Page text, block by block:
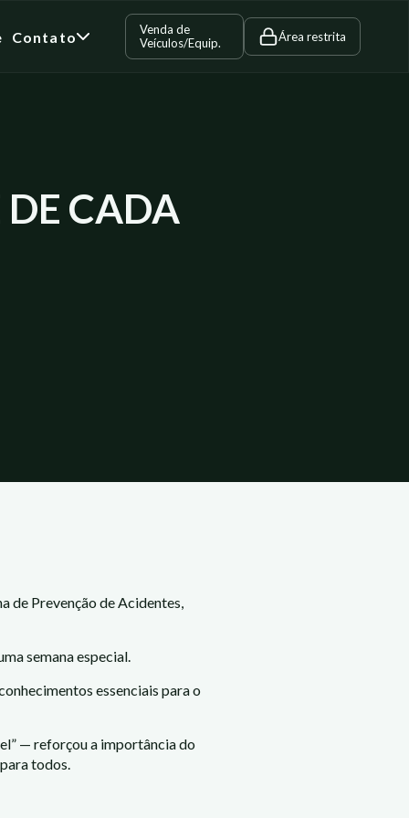
Contato
Venda de
Veículos/Equip.
Área restrita
DE CADA
de Prevenção de Acidentes,
semana especial.
essenciais para o
— reforçou a importância do
todos.